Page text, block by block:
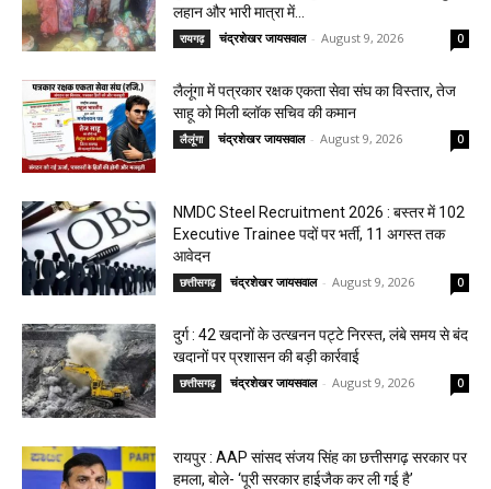
लहान और भारी मात्रा में...
रायगढ़ चंद्रशेखर जायसवाल - August 9, 2026 0
लैलूंगा में पत्रकार रक्षक एकता सेवा संघ का विस्तार, तेज
साहू को मिली ब्लॉक सचिव की कमान
लैलूंगा चंद्रशेखर जायसवाल - August 9, 2026 0
NMDC Steel Recruitment 2026 : बस्तर में 102
Executive Trainee पदों पर भर्ती, 11 अगस्त तक
आवेदन
छत्तीसगढ़ चंद्रशेखर जायसवाल - August 9, 2026 0
दुर्ग : 42 खदानों के उत्खनन पट्टे निरस्त, लंबे समय से बंद
खदानों पर प्रशासन की बड़ी कार्रवाई
छत्तीसगढ़ चंद्रशेखर जायसवाल - August 9, 2026 0
रायपुर : AAP सांसद संजय सिंह का छत्तीसगढ़ सरकार पर
हमला, बोले- ‘पूरी सरकार हाईजैक कर ली गई है’